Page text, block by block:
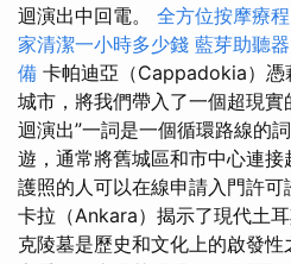
迴演出中回電。 全方位按摩療程
家清潔一小時多少錢 藍芽助聽器
備 卡帕迪亞（Cappadokia）憑
城市，將我們帶入了一個超現實
迴演出”一詞是一個循環路線的
遊，通常將舊城區和市中心連
護照的人可以在線申請入門許
卡拉（Ankara）揭示了現代土
克陵墓是歷史和文化上的啟發